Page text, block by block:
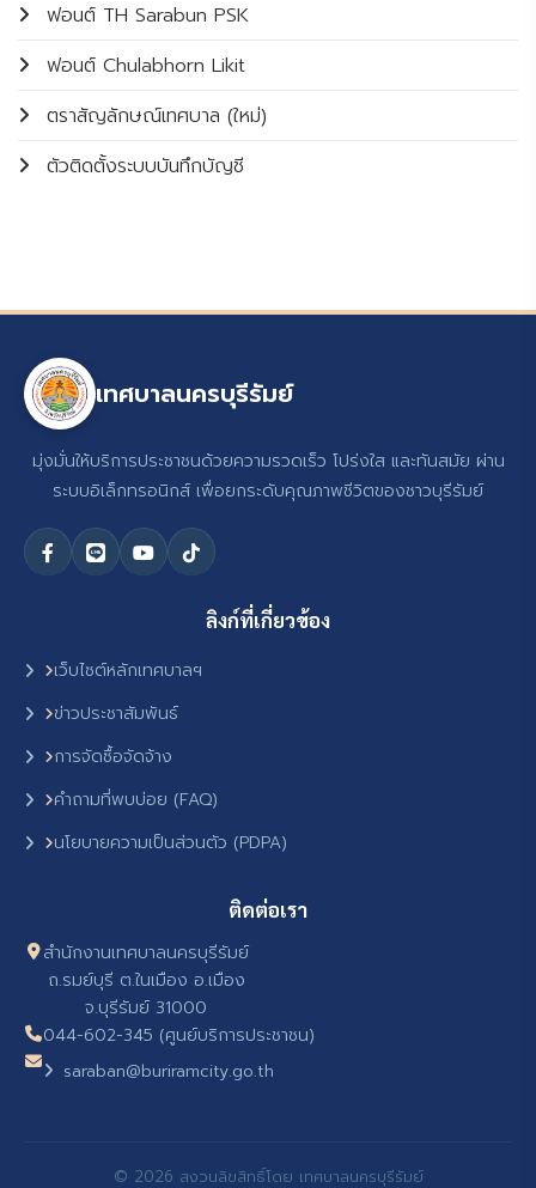
ฟอนต์ TH Sarabun PSK
ฟอนต์ Chulabhorn Likit
ตราสัญลักษณ์เทศบาล (ใหม่)
ตัวติดตั้งระบบบันทึกบัญชี
เทศบาลนครบุรีรัมย์
มุ่งมั่นให้บริการประชาชนด้วยความรวดเร็ว โปร่งใส และทันสมัย ผ่าน
ระบบอิเล็กทรอนิกส์ เพื่อยกระดับคุณภาพชีวิตของชาวบุรีรัมย์
ลิงก์ที่เกี่ยวข้อง
เว็บไซต์หลักเทศบาลฯ
ข่าวประชาสัมพันธ์
การจัดซื้อจัดจ้าง
คำถามที่พบบ่อย (FAQ)
นโยบายความเป็นส่วนตัว (PDPA)
ติดต่อเรา
สำนักงานเทศบาลนครบุรีรัมย์
ถ.รมย์บุรี ต.ในเมือง อ.เมือง
จ.บุรีรัมย์ 31000
044-602-345 (ศูนย์บริการประชาชน)
saraban@buriramcity.go.th
© 2026 สงวนลิขสิทธิ์โดย เทศบาลนครบุรีรัมย์